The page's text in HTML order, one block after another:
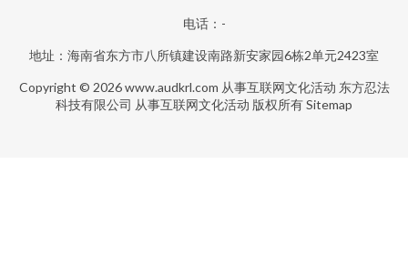
电话：-
地址：海南省东方市八所镇建设南路新安家园6栋2单元2423室
Copyright © 2026www.audkrl.com 从事互联网文化活动 东方忍法
科技有限公司 从事互联网文化活动 版权所有Sitemap